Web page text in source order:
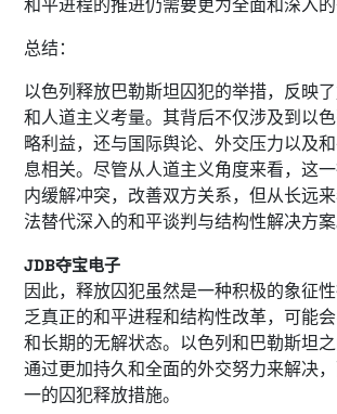
和平进程的推进仍需要更为全面和深入的
总结：
以色列释放巴勒斯坦囚犯的举措，反映
和人道主义考量。其背后不仅涉及到以
略利益，还与国际舆论、外交压力以及
息相关。尽管从人道主义角度来看，这
内缓解冲突，改善双方关系，但从长远
法替代深入的和平谈判与结构性解决方案
JDB夺宝电子
因此，释放囚犯虽然是一种积极的象征
乏真正的和平进程和结构性改革，可能
和长期的无解状态。以色列和巴勒斯坦
通过更加持久和全面的外交努力来解决
一的囚犯释放措施。